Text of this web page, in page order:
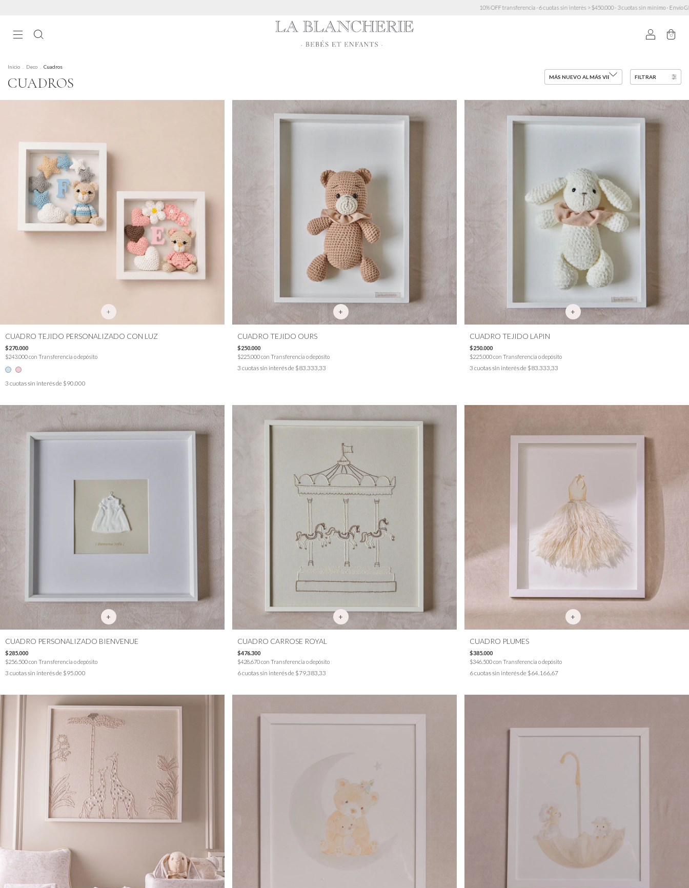
10% OFF transferencia · 6 cuotas sin interés > $450.000 · 3 cuotas sin mínimo · Envío GRATIS a partir de $200.000 (excepto Muebles)
0
Inicio Deco Cuadros
CUADROS FILTRAR
+
CUADRO TEJIDO PERSONALIZADO CON LUZ
$270.000
$243.000con Transferencia o depósito
3 cuotas sin interés de $90.000
CUADRO TEJIDO OURS
$250.000
$225.000con Transferencia o depósito
3 cuotas sin interés de $83.333,33
CUADRO TEJIDO LAPIN
$250.000
$225.000con Transferencia o depósito
3 cuotas sin interés de $83.333,33
CUADRO PERSONALIZADO BIENVENUE
$285.000
$256.500con Transferencia o depósito
3 cuotas sin interés de $95.000
CUADRO CARROSE ROYAL
$476.300
$428.670con Transferencia o depósito
6cuotas sin interés de $79.383,33
CUADRO PLUMES
$385.000
$346.500con Transferencia o depósito
6cuotas sin interés de $64.166,67